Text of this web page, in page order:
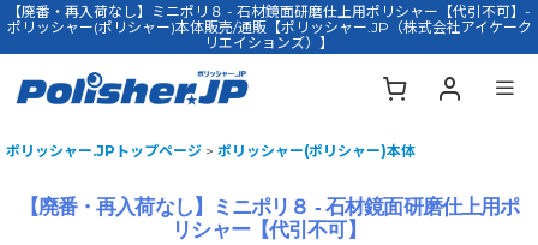
【廃番・再入荷なし】ミニポリ８ - 石材鏡面研磨仕上用ポリシャー【代引不可】-
ポリッシャー(ポリシャー)本体販売/通販【ポリッシャー.JP（株式会社アイケーク
リエイションズ）】
ポリッシャー.JPトップページ > ポリッシャー(ポリシャー)本体
【廃番・再入荷なし】ミニポリ８ - 石材鏡面研磨仕上用ポ
リシャー【代引不可】